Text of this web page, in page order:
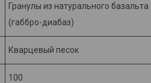
Гранулы из натурального базальта
(габбро-диабаз)
Кварцевый песок
100